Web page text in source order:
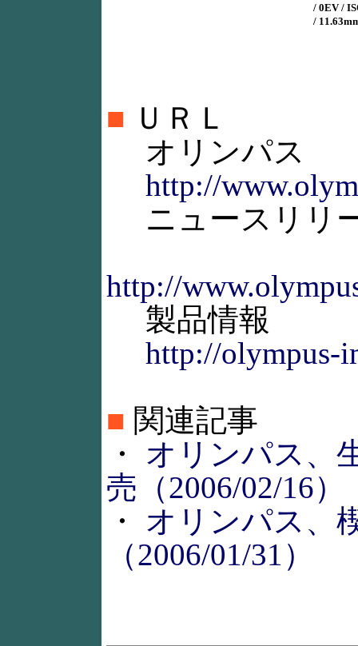
/ 0EV /
/
■ ＵＲＬ
オリンパス
http://
ニュースリリ
http://
製品情報
http://olympus-
■ 関連記事
・ オリンパス、
売（2006/02/16）
・ オリンパス、
（2006/01/31）